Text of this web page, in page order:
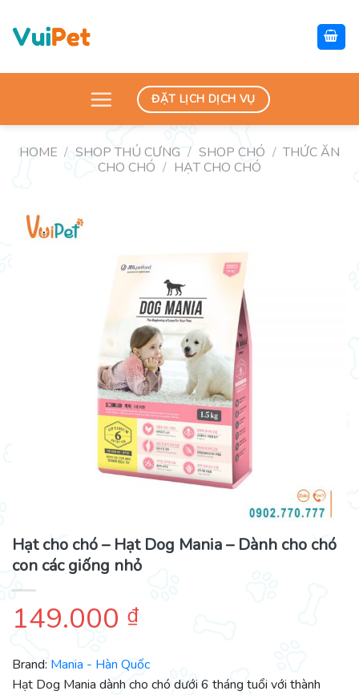
content
ĐẶT LỊCH DỊCH VỤ
HOME / SHOP THÚ CƯNG / SHOP CHÓ / THỨC ĂN
CHO CHÓ / HẠT CHO CHÓ
Hạt cho chó – Hạt Dog Mania – Dành cho chó
con các giống nhỏ
149.000 ₫
Brand: Mania - Hàn Quốc
Hạt Dog Mania dành cho chó dưới 6 tháng tuổi với thành